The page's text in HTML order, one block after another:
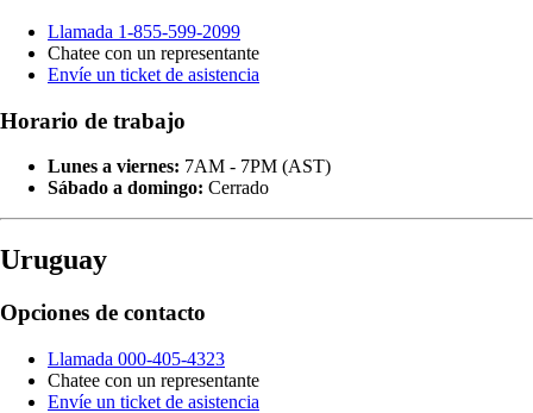
Llamada 1-855-599-2099
Chatee con un representante
Envíe un ticket de asistencia
Horario de trabajo
Lunes a viernes: 7AM - 7PM (AST)
Sábado a domingo: Cerrado
Uruguay
Opciones de contacto
Llamada 000-405-4323
Chatee con un representante
Envíe un ticket de asistencia